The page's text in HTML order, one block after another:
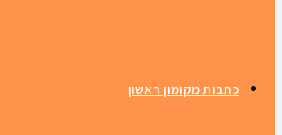
כתבות מקומון ראשון